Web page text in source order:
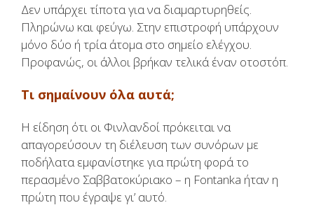
Δεν υπάρχει τίποτα για να διαμαρτυρηθείς.
Πληρώνω και φεύγω. Στην επιστροφή υπάρχουν
μόνο δύο ή τρία άτομα στο σημείο ελέγχου.
Προφανώς, οι άλλοι βρήκαν τελικά έναν οτοστόπ.
Τι σημαίνουν όλα αυτά;
Η είδηση ότι οι Φινλανδοί πρόκειται να
απαγορεύσουν τη διέλευση των συνόρων με
ποδήλατα εμφανίστηκε για πρώτη φορά το
περασμένο Σαββατοκύριακο – η Fontanka ήταν η
πρώτη που έγραψε γι’ αυτό.